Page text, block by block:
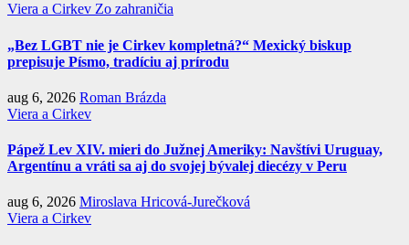
Viera a Cirkev Zo zahraničia
„Bez LGBT nie je Cirkev kompletná?“ Mexický biskup
prepisuje Písmo, tradíciu aj prírodu
aug 6, 2026 Roman Brázda
Viera a Cirkev
Pápež Lev XIV. mieri do Južnej Ameriky: Navštívi Uruguay,
Argentínu a vráti sa aj do svojej bývalej diecézy v Peru
aug 6, 2026 Miroslava Hricová-Jurečková
Viera a Cirkev